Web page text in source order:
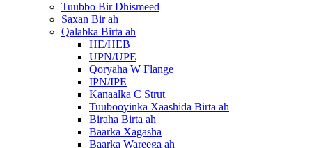
Tuubbo Bir Dhismeed
Saxan Bir ah
Qalabka Birta ah
HE/HEB
UPN/UPE
Qoryaha W Flange
IPN/IPE
Kanaalka C Strut
Tuubooyinka Xaashida Birta ah
Biraha Birta ah
Baarka Xagasha
Baarka Wareega ah